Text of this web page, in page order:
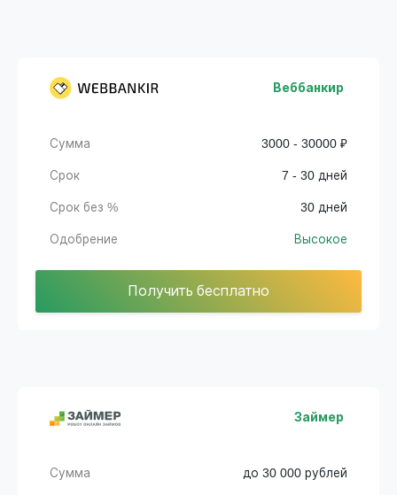
Веббанкир
Сумма 3000 - 30000 ₽
Срок 7 - 30 дней
Срок без % 30 дней
Одобрение Высокое
Получить бесплатно
Займер
Сумма до 30 000 рублей